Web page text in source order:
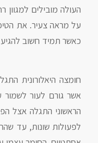
העולה מובילים
על מראה צעיר. את
כאשר תמיד חשוב
אשר גורם לעור